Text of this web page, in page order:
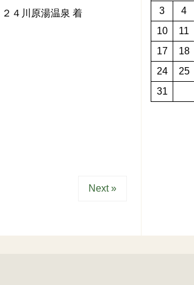
４川原湯温泉 着
Next »
3
4
10
11
17
18
24
25
31